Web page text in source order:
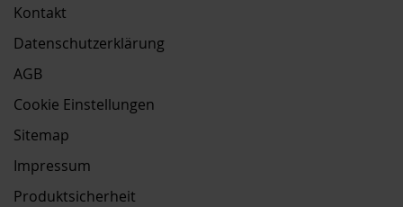
Kontakt
Datenschutzerklärung
AGB
Cookie Einstellungen
Sitemap
Impressum
Produktsicherheit